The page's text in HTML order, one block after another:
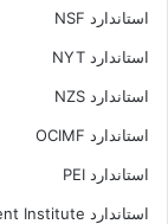
استاندارد NSF
استاندارد NYT
استاندارد NZS
استاندارد OCIMF
استاندارد PEI
استاندارد Petroleum Equipment Institute